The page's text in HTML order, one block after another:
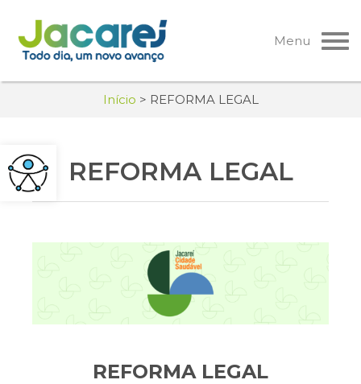
Pular
para
o
Menu
Início > REFORMA LEGAL
REFORMA LEGAL
REFORMA LEGAL